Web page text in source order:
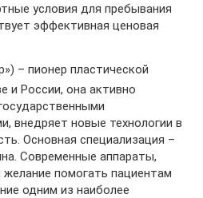
условия для пребывания
эффективная ценовая
– пионер пластической
и России, она активно
внедряет новые технологии в
Основная специализация –
Современные аппараты,
помогать пациентам
одним из наиболее